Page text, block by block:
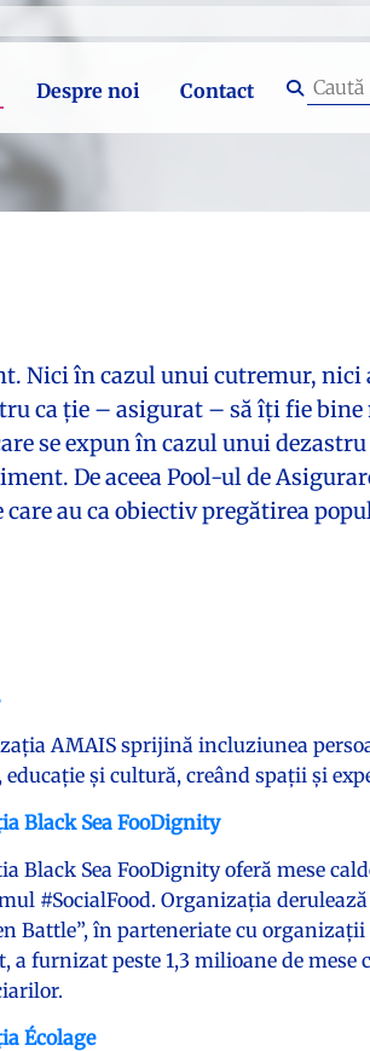
Despre noi Contact
Nici în cazul unui cutremur,
ca ție – asigurat – să îți fie
se expun în cazul unui
De aceea Pool-ul de
au ca obiectiv pregătirea
AMAIS sprijină incluziunea
educație și cultură, creând spații și
Black Sea FooDignity
Black Sea FooDignity oferă mese
#SocialFood. Organizația
Battle”, în parteneriate cu
a furnizat peste 1,3 milioane de
Écolage